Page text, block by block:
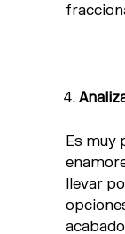
Es muy
llevar